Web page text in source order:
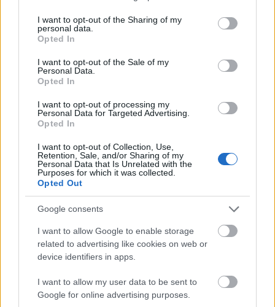
not limited to your visit or usage behaviour. You may click to
grant or deny consent to Google and its third-party tags to
use your data for below specified purposes in below Google
consent section.
I want to opt-out of the Sharing of my
personal data.
Opted In
I want to opt-out of the Sale of my
Personal Data.
Opted In
I want to opt-out of processing my
Personal Data for Targeted Advertising.
Opted In
I want to opt-out of Collection, Use,
Retention, Sale, and/or Sharing of my
Personal Data that Is Unrelated with the
Purposes for which it was collected.
Opted Out
Google consents
I want to allow Google to enable storage
related to advertising like cookies on web or
device identifiers in apps.
I want to allow my user data to be sent to
Google for online advertising purposes.
Kétgenerációs családi ház Győrben
annazsanett•2022. november 09.
Győr, az ország egyik legdinamikusabban fejlődő
települése. Műemlékekben gazdag városa. Érdemes
betérni a szelíd környezetben fekvő, patinás ...